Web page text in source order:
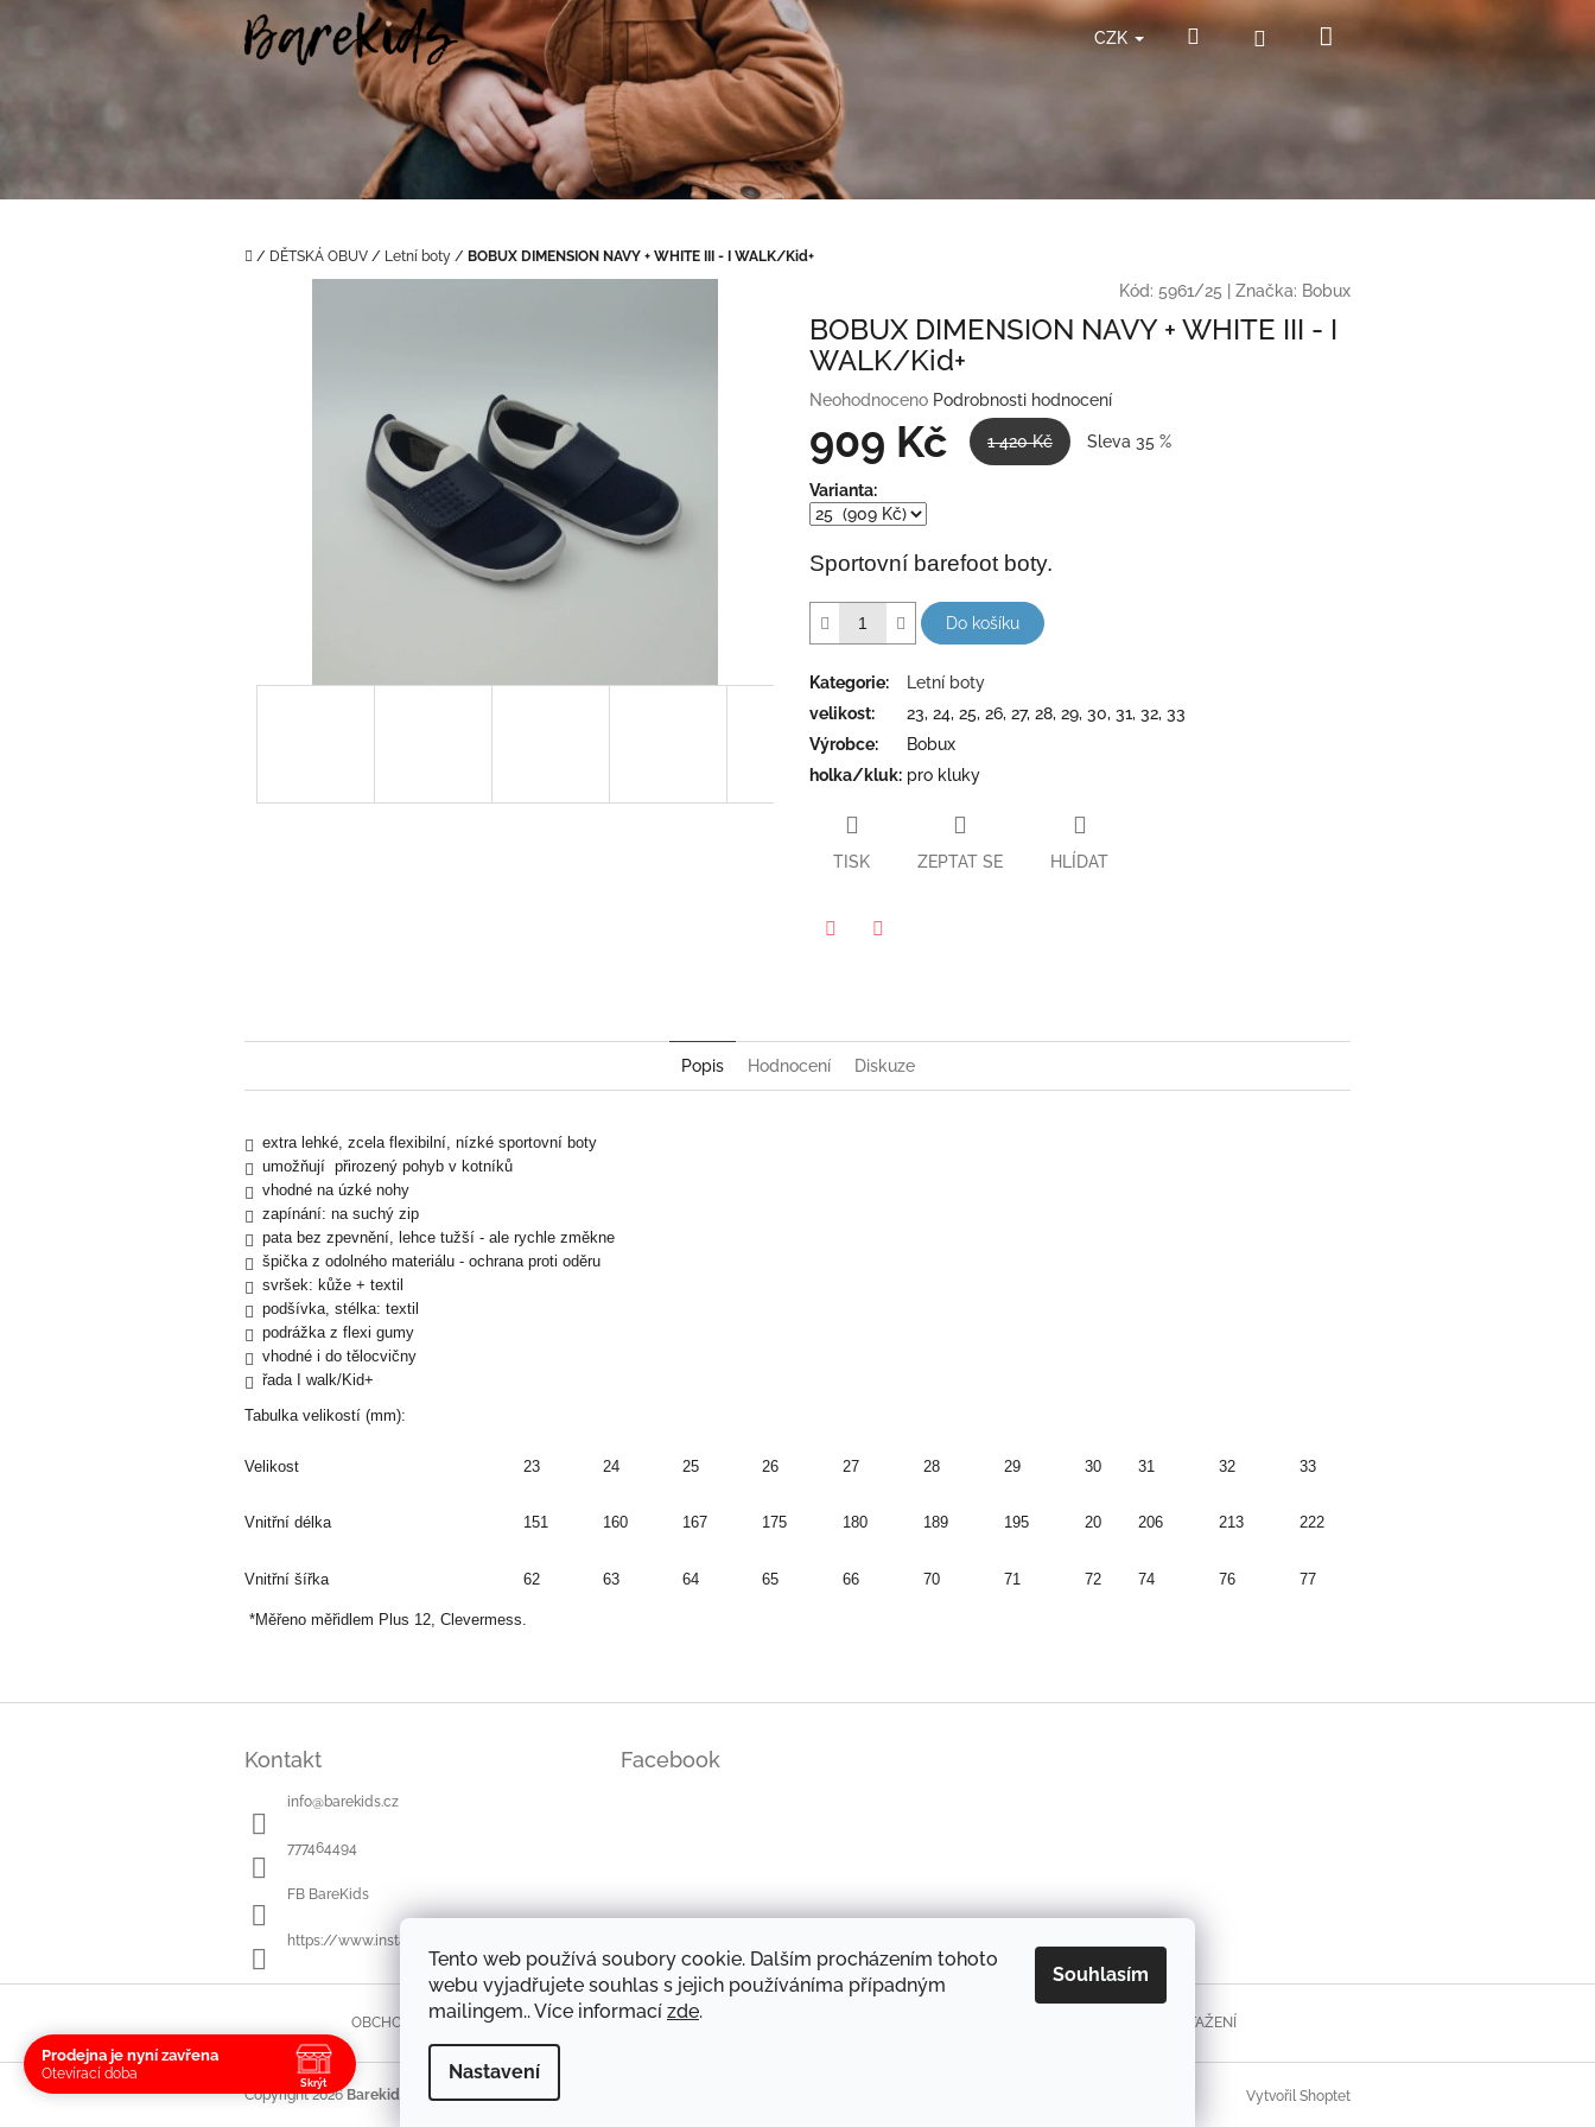
Tento web používá soubory cookie. Dalším procházením tohoto
webu vyjadřujete souhlas s jejich používáníma případným
mailingem.. Více informací zde.
Nastavení
Souhlasím
CZK HledatPřihlášeníNákupní
Domů
/ DĚTSKÁ OBUV / Letní boty / BOBUX DIMENSION NAVY + WHITE III - I WALK/Kid+
Kód: 5961/25 Značka: Bobux
BOBUX DIMENSION NAVY + WHITE III - I
WALK/Kid+
Průměrné
produktu
je
0,0
z
hvězdiček.
Neohodnoceno Podrobnosti hodnocení
909 Kč 1 420 Kč Sleva 35 %
Měrná
cena:
Varianta:
Sportovní barefoot boty.
Do košíku
Kategorie:
Letní boty
velikost:
23, 24, 25, 26, 27, 28, 29, 30, 31, 32, 33
Výrobce:
Bobux
holka/kluk: pro kluky
TISK ZEPTAT SE HLÍDAT
Popis Hodnocení Diskuze
extra lehké, zcela flexibilní, nízké sportovní boty
umožňují přirozený pohyb v kotníků
vhodné na úzké nohy
zapínání: na suchý zip
pata bez zpevnění, lehce tužší - ale rychle změkne
špička z odolného materiálu - ochrana proti oděru
svršek: kůže + textil
podšívka, stélka: textil
podrážka z flexi gumy
vhodné i do tělocvičny
řada I walk/Kid+
Tabulka velikostí (mm):
Velikost 23 24 25 26 27 28 29 30 31 32 33
Vnitřní délka 151 160 167 175 180 189 195 20 206 213 222
Vnitřní šířka 62 63 64 65 66 70 71 72 74 76 77
*Měřeno měřidlem Plus 12, Clevermess.
Kontakt
info@barekids.cz
777464494
FB BareKids
https://www.instagram.com/barekids/
Facebook
OBCHODNÍ PODMÍNKY DOPRAVA A PLATBA OCHRANA OSOBNÍCH ÚDAJŮ FORMULÁŘE KE STAŽENÍ
Vytvořil Shoptet
Copyright 2026 Barekids . Všechna práva vyhrazena.
Prodejna je nyní zavřena
Otevírací doba
Skrýt
Navštivte nás osobně